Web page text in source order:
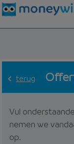
terug
Vul
nemen we
op.